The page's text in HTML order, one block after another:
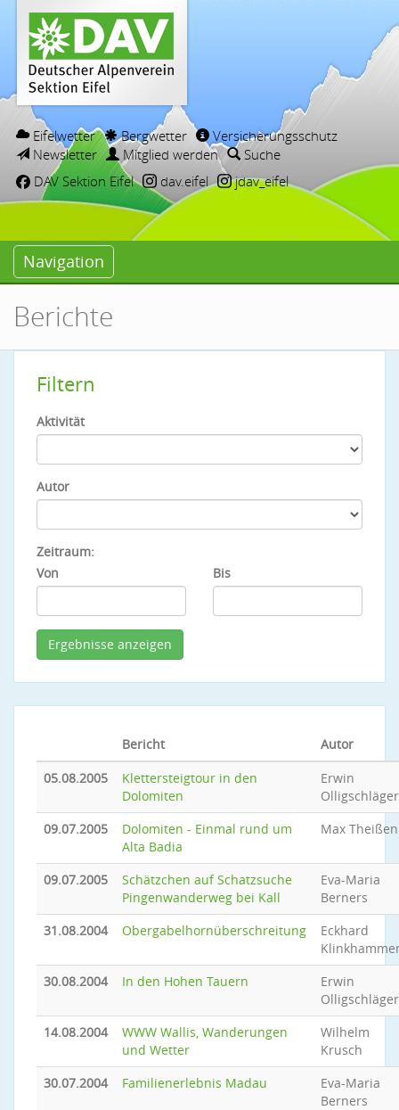
Eifelwetter Bergwetter
Versicherungsschutz
Newsletter
Mitglied werden
Suche
DAV Sektion Eifel
dav.eifel jdav_eifel
Navigation
Berichte
Filtern
Aktivität
Autor
Zeitraum:
Von
Bis
Bericht
Autor
05.08.2005
Klettersteigtour in den
Dolomiten
Erwin
Olligschläger
09.07.2005
Dolomiten - Einmal rund um
Alta Badia
Max Theißen
09.07.2005
Schätzchen auf Schatzsuche
Pingenwanderweg bei Kall
Eva-Maria
Berners
31.08.2004
Obergabelhornüberschreitung
Eckhard
30.08.2004
In den Hohen Tauern
Erwin
Olligschläger
14.08.2004
WWW Wallis, Wanderungen
und Wetter
Wilhelm
Krusch
30.07.2004
Familienerlebnis Madau
Eva-Maria
Berners